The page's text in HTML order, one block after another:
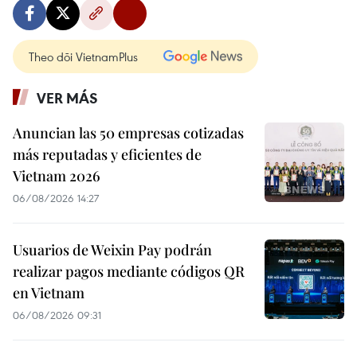
Theo dõi VietnamPlus
VER MÁS
Anuncian las 50 empresas cotizadas
más reputadas y eficientes de
Vietnam 2026
06/08/2026 14:27
Usuarios de Weixin Pay podrán
realizar pagos mediante códigos QR
en Vietnam
06/08/2026 09:31